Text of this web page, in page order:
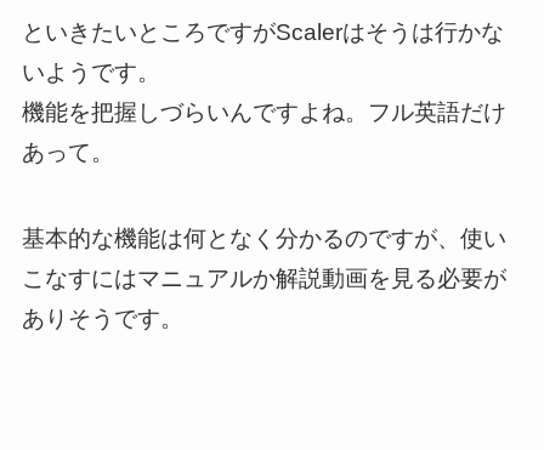
といきたいところですがScalerはそうは行かな
いようです。
機能を把握しづらいんですよね。フル英語だけ
あって。
基本的な機能は何となく分かるのですが、使い
こなすにはマニュアルか解説動画を見る必要が
ありそうです。